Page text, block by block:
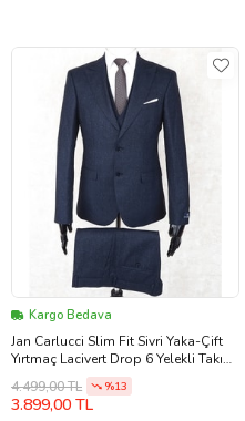
Kargo Bedava
Jan Carlucci Slim Fit Sivri Yaka-Çift
Yırtmaç Lacivert Drop 6 Yelekli Takım
4.499,00 TL %13
3.899,00 TL